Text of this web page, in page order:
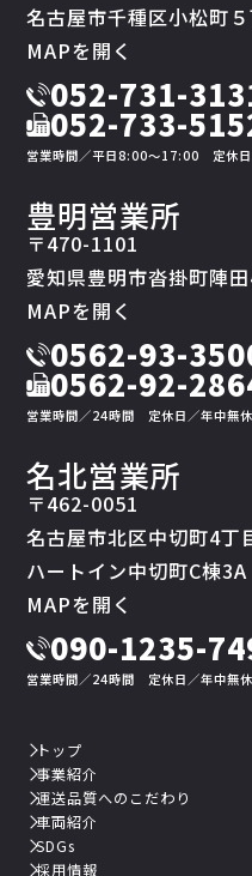
名古屋市千種区小松町
MAPを開く
052-731-
052-733-
営業時間／平日8:00〜17:00 定休日
豊明営業所
〒470-1101
愛知県豊明市沓掛町陣
MAPを開く
0562-93-
0562-92-
営業時間／24時間 定休日／年中無休
名北営業所
〒462-0051
名古屋市北区中切町4丁
ハートイン中切町C棟3A
MAPを開く
090-1235-
営業時間／24時間 定休日／年中無休
トップ
事業紹介
運送品質へのこだわり
車両紹介
SDGs
採用情報